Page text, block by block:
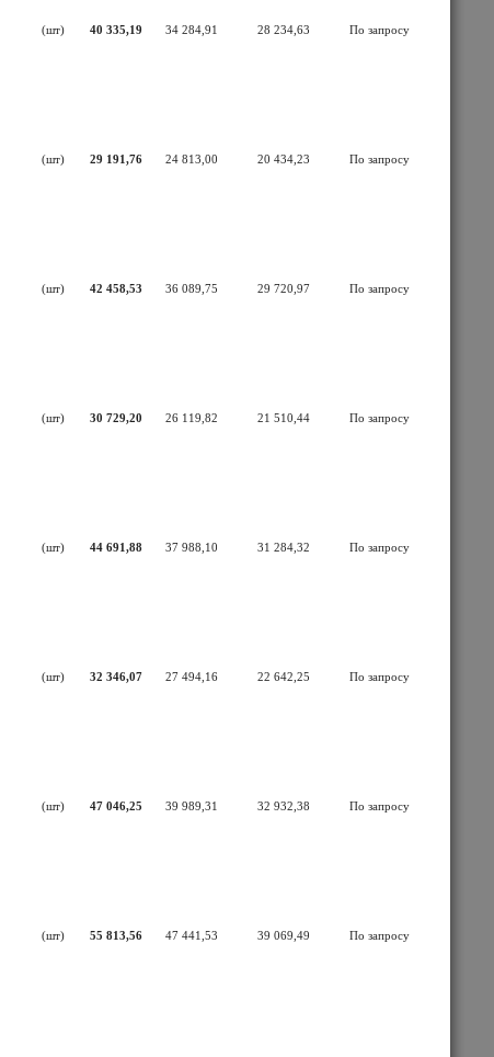
(шт) 40 335,19 34 284,91 28 234,63 По запросу
(шт) 29 191,76 24 813,00 20 434,23 По запросу
(шт) 42 458,53 36 089,75 29 720,97 По запросу
(шт) 30 729,20 26 119,82 21 510,44 По запросу
(шт) 44 691,88 37 988,10 31 284,32 По запросу
(шт) 32 346,07 27 494,16 22 642,25 По запросу
(шт) 47 046,25 39 989,31 32 932,38 По запросу
(шт) 55 813,56 47 441,53 39 069,49 По запросу